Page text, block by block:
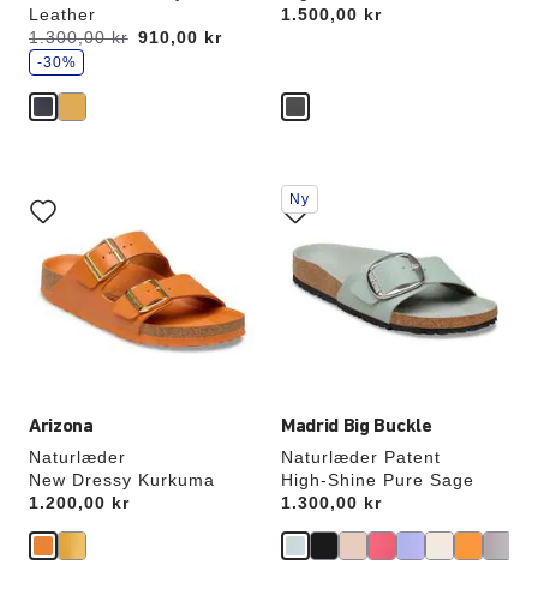
Leather
Før:
1.300,00 kr
nu 910,00 kr
s
p
a
r
-30%
Price:
1.500,00 kr
Arizona
Naturlæder
New Dressy Kurkuma
Price:
1.200,00 kr
med
prøvefarver
opdatere
produktbilledet
Madrid Big Buckle
Naturlæder Patent
High-Shine Pure Sage
Price:
1.300,00 kr
Interaktion
med
prøvefarver
opdatere
produktbilledet
Ny